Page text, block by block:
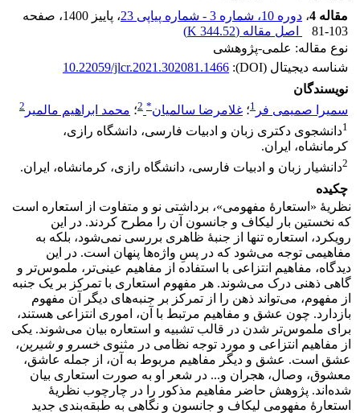
مقاله 4
، دوره 10، شماره 3 - شماره پیاپی 23 ، پاییز 1400
، صفحه
81-103
اصل مقاله (344.52 K
)
نوع مقاله: علمی-پژوهشی
شناسه دیجیتال (DOI):
10.22059/jlcr.2021.302081.1466
نویسندگان
سمیرا صمیمی فر 1؛ غلامرضا سالمیان*
2؛ محمد ابراهیم مالمیر 2
1دانشجوی دکتری زبان و ادبیات فارسی، دانشگاه رازی،
کرمانشاه، ایران.
2دانشیار زبان و ادبیات فارسی، دانشگاه رازی، کرمانشاه، ایران.
چکیده
نظریۀ «استعارۀ مفهومی»، برداشتی نو و متفاوت از استعاره است
که نخستین بار لیکاف و جانسون آن را مطرح کردند. در این
رویکرد، استعاره تنها از جنبۀ ظاهری بررسی نمی‌شود، بلکه به
مفاهیمی توجه می‌شود که در پسِ واژه‌ها پنهان است. در این
دیدگاه، مفاهیم انتزاعی با استفاده از مفاهیم عینی‌تر، ملموس‌تر و
گاهی ذهنی درک می‌شوند. هر مفهوم استعاری با تمرکز بر یک جنبه
از مفهوم، می‌تواند ذهن را از تمرکز بر جنبه‌های دیگر آن مفهوم
بازدارد. چون عشق و مفاهیم مرتبط با آن، اموری انتزاعی هستند،
برای ملموس‌تر شدن در قالب تشبیه و استعاره بیان می‌شوند. یکی
از مفاهیم انتزاعی و مورد توجه نظامی در مثنوی خسرو و شیرین،
عشق است. عشق و دیگر مفاهیم مربوط به آن، از جمله عاشق،
معشوق، وصال، هجران و... در شعر او به صورت استعاری بیان
شده‌اند. پژوهش حاضر مفاهیم مذکور را در چارچوب نظریۀ
استعارۀ مفهومی لیکاف و جانسون و نگاهی به طبقه‌بندی جدید